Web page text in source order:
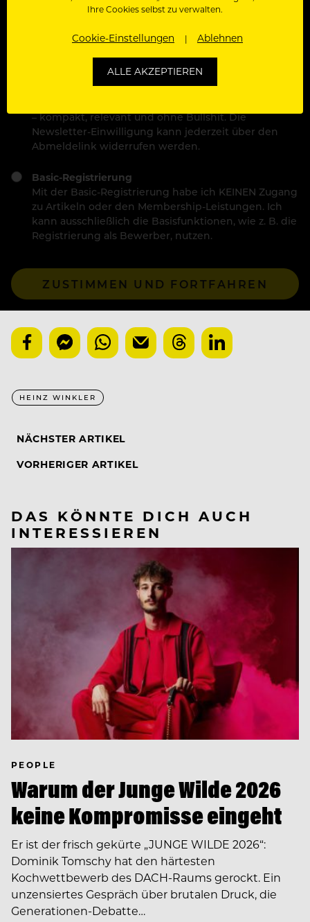
Wähle deinen Zugang:
Kostenlose Membership (empfohlen)
Voller und kostenloser Zugang zu allen Artikeln,
Videos & Masterclasses sowie die besten News und
– kompakt, relevant und ohne Bullshit. Die
Newsletter-Einwilligung kann jederzeit über den
Abmeldelink widerrufen werden.
Basic-Registrierung
Mit der Basic-Registrierung habe ich KEINEN Zugang
zu Artikeln oder den Membership-Leistungen. Ich
kann ausschließlich die Basisfunktionen, wie z. B. die
Registrierung als Bewerber, nutzen.
ZUSTIMMEN UND FORTFAHREN
HEINZ WINKLER
NÄCHSTER ARTIKEL
VORHERIGER ARTIKEL
DAS KÖNNTE DICH AUCH
INTERESSIEREN
PEOPLE
Warum der Junge Wilde 2026
keine Kompromisse eingeht
Er ist der frisch gekürte „JUNGE WILDE 2026“:
Dominik Tomschy hat den härtesten
Kochwettbewerb des DACH-Raums gerockt. Ein
unzensiertes Gespräch über brutalen Druck, die
Generationen-Debatte…
Ihre Cookies selbst zu verwalten.
Cookie-Einstellungen Ablehnen
ALLE AKZEPTIEREN